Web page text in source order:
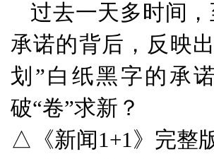
过去一天多时间
承诺的背后，反映
划”白纸黑字的承
破“卷”求新？
△《新闻1+1》完整